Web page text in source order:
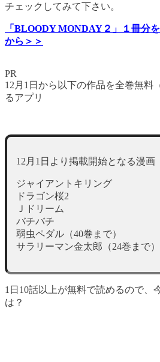
チェックしてみて下さい。
「BLOODY MONDAY２」１冊分
から＞＞
PR
12月1日から以下の作品を全巻無料
るアプリ
12月1日より掲載開始となる漫画
ジャイアントキリング
ドラゴン桜2
Ｊドリーム
バチバチ
弱虫ペダル（40巻まで）
サラリーマン金太郎（24巻まで）
1日10話以上が無料で読めるので、
は？